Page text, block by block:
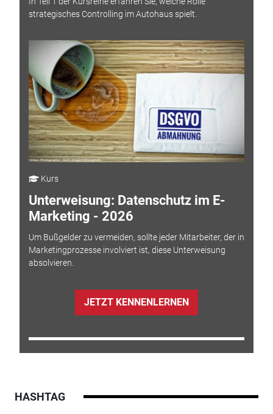
strategisches Controlling im Autohaus spielt.
Kurs
Unterweisung: Datenschutz im E-
Marketing - 2026
Um Bußgelder zu vermeiden, sollte jeder Mitarbeiter, der in
Marketingprozesse involviert ist, diese Unterweisung
absolvieren.
JETZT KENNENLERNEN
HASHTAG